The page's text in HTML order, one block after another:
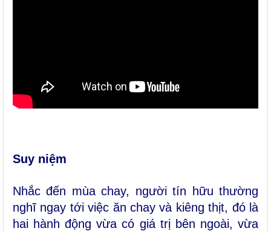
Suy niệm
Nhắc đến mùa chay, người tín hữu thường
nghĩ ngay tới việc ăn chay và kiêng thịt, đó là
hai hành động vừa có giá trị bên ngoài, vừa